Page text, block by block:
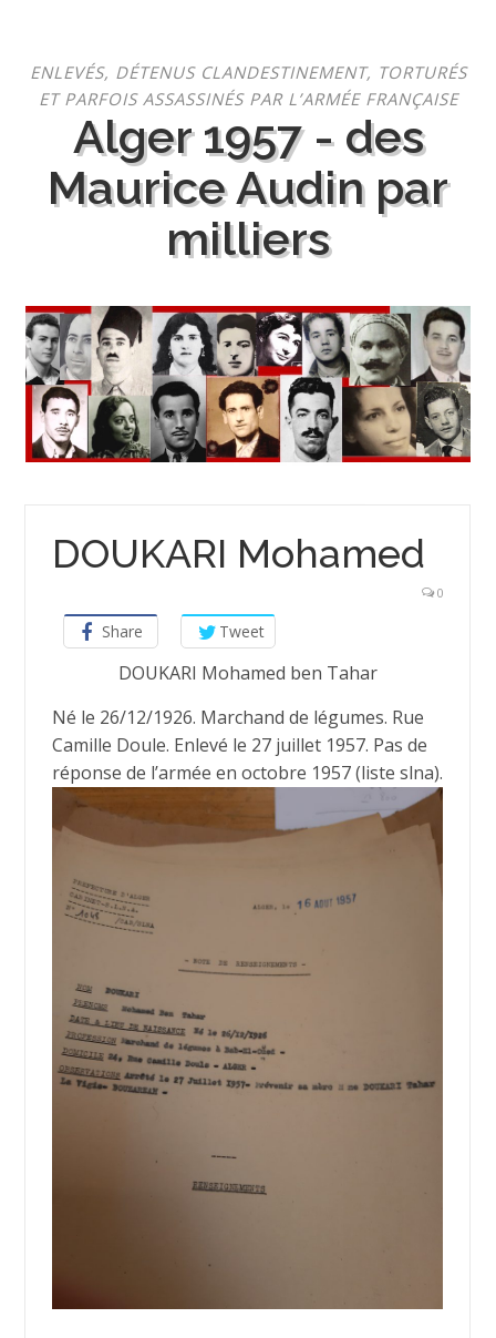
contenu
ENLEVÉS, DÉTENUS CLANDESTINEMENT, TORTURÉS
ET PARFOIS ASSASSINÉS PAR L’ARMÉE FRANÇAISE
Alger 1957 - des
Maurice Audin par
milliers
DOUKARI Mohamed
0
Share Tweet
DOUKARI Mohamed ben Tahar
Né le 26/12/1926. Marchand de légumes. Rue
Camille Doule. Enlevé le 27 juillet 1957. Pas de
réponse de l’armée en octobre 1957 (liste slna).